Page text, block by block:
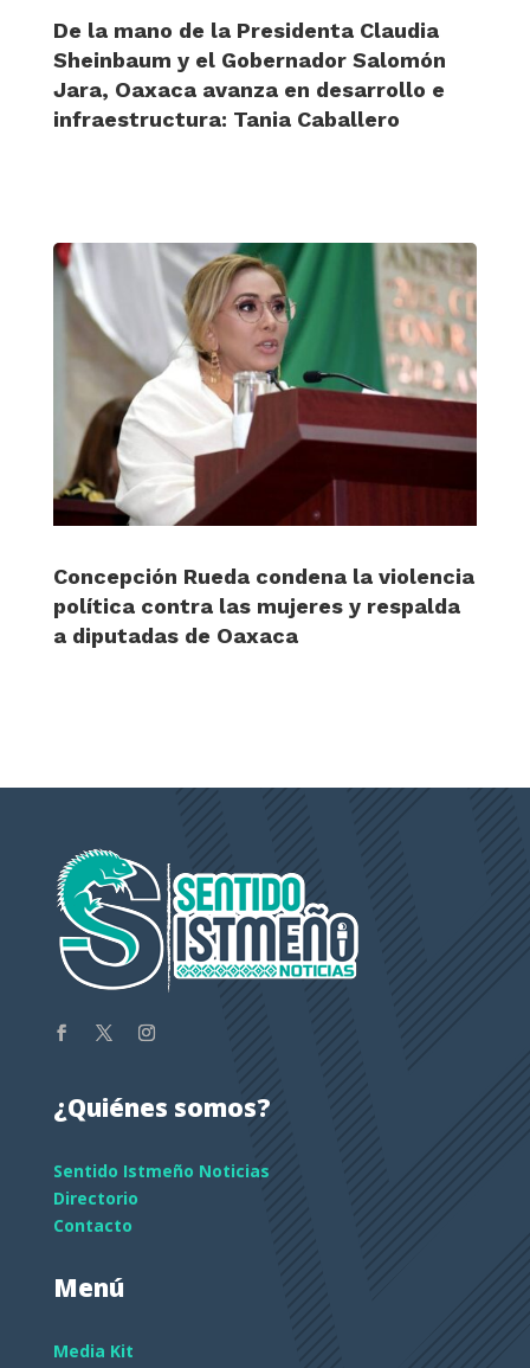
De la mano de la Presidenta Claudia
Sheinbaum y el Gobernador Salomón
Jara, Oaxaca avanza en desarrollo e
infraestructura: Tania Caballero
Concepción Rueda condena la violencia
política contra las mujeres y respalda
a diputadas de Oaxaca
¿Quiénes somos?
Sentido Istmeño Noticias
Directorio
Contacto
Menú
Media Kit